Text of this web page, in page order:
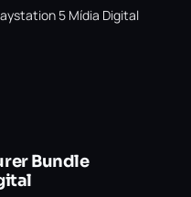
5 Mídia Digital
Bundle